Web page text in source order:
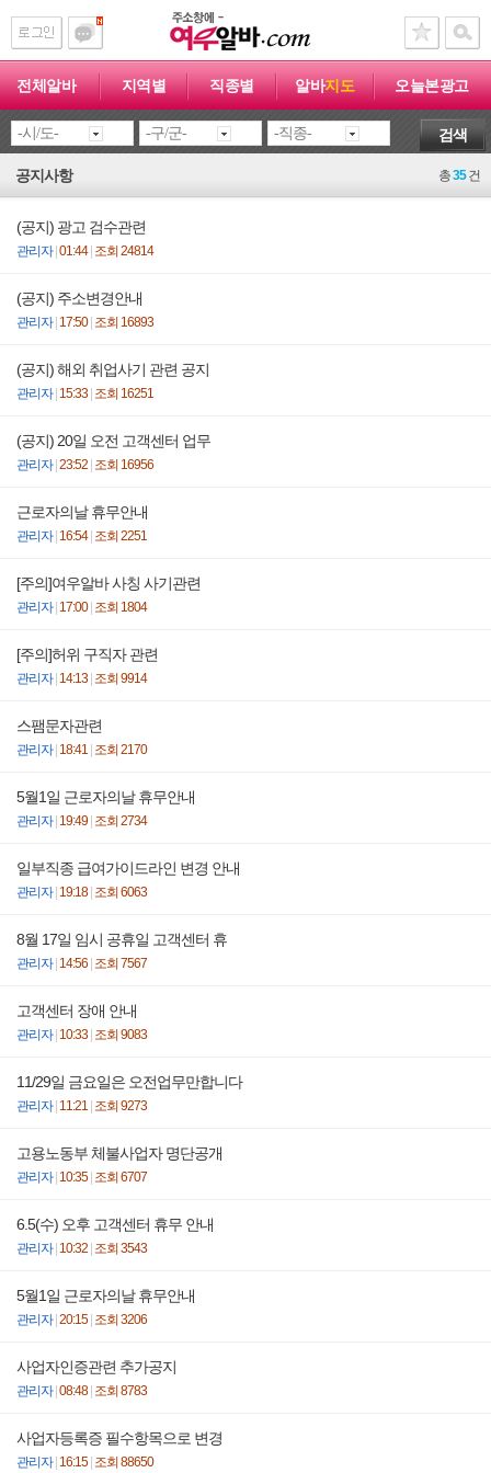
전체알바 지역별 직종별 알바지도 오늘본광고
검색
공지사항 총35건
(공지) 광고 검수관련
관리자| 01:44| 조회 24814
(공지) 주소변경안내
관리자| 17:50| 조회 16893
(공지) 해외 취업사기 관련 공지
관리자| 15:33| 조회 16251
(공지) 20일 오전 고객센터 업무
관리자| 23:52 조회 16956
근로자의날 휴무안내
관리자| 16:54| 조회 2251
[주의]여우알바 사칭 사기관련
관리자| 17:00| 조회 1804
[주의]허위 구직자 관련
관리자| 14:13| 조회 9914
스팸문자관련
관리자| 18:41 조회 2170
5월1일 근로자의날 휴무안내
관리자| 19:49| 조회 2734
일부직종 급여가이드라인 변경 안내
관리자| 19:18| 조회 6063
8월 17일 임시 공휴일 고객센터 휴
관리자| 14:56 조회 7567
고객센터 장애 안내
관리자| 10:33| 조회 9083
11/29일 금요일은 오전업무만합니다
관리자| 11:21 조회 9273
고용노동부 체불사업자 명단공개
관리자| 10:35| 조회 6707
6.5(수) 오후 고객센터 휴무 안내
관리자| 10:32 조회 3543
5월1일 근로자의날 휴무안내
관리자| 20:15| 조회 3206
사업자인증관련 추가공지
관리자| 08:48| 조회 8783
사업자등록증 필수항목으로 변경
관리자| 16:15| 조회 88650